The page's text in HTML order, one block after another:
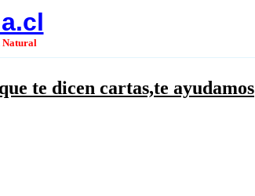
Natural
te dicen cartas,te ayudamos